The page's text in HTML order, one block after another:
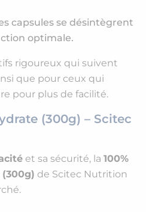
capsules se désintègrent
optimale.
rigoureux qui suivent
que pour ceux qui
pour plus de facilité.
(300g) – Scitec
et sa sécurité, la 100%
de Scitec Nutrition